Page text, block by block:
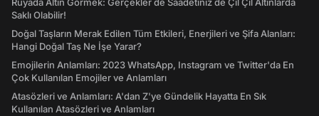
Rüyada Altın Görmek: Gerçekler de Saadetiniz de Çil Çil Altınlarda
Saklı Olabilir!
Doğal Taşların Merak Edilen Tüm Etkileri, Enerjileri ve Şifa Alanları:
Hangi Doğal Taş Ne İşe Yarar?
Emojilerin Anlamları: 2023 WhatsApp, Instagram ve Twitter'da En
Çok Kullanılan Emojiler ve Anlamları
Atasözleri ve Anlamları: A'dan Z'ye Gündelik Hayatta En Sık
Kullanılan Atasözleri ve Anlamları